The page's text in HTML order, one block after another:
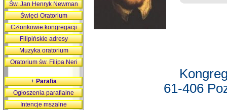
61-406
Św. Jan Henryk Newman
Święci Oratorium
Członkowie kongregacji
Filipińskie adresy
Muzyka oratorium
Oratorium św. Filipa Neri
+Parafia
Ogłoszenia parafialne
Intencje mszalne